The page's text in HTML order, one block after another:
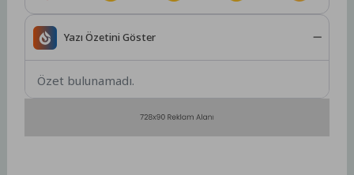
Yazı Özetini Göster
Özet bulunamadı.